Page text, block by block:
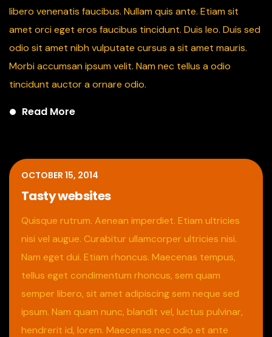
libero venenatis faucibus. Nullam quis ante. Etiam sit
amet orci eget eros faucibus tincidunt. Duis leo. Duis sed
odio sit amet nibh vulputate cursus a sit amet mauris.
Morbi accumsan ipsum velit. Nam nec tellus a odio
tincidunt auctor a ornare odio.
Read More
OCTOBER 15, 2014
Tasty websites
Quisque rutrum. Aenean imperdiet. Etiam ultricies
nisi vel augue. Curabitur ullamcorper ultricies nisi.
Nam eget dui. Etiam rhoncus. Maecenas tempus,
tellus eget condimentum rhoncus, sem quam
semper libero, sit amet adipiscing sem neque sed
ipsum. Nam quam nunc, blandit vel, luctus pulvinar,
hendrerit id, lorem. Maecenas nec odio et ante